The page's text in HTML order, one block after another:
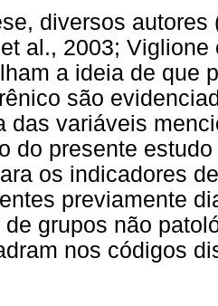
diversos autores
al., 2003;
a ideia de que
são
das variáveis
do presente
os indicadores
previamente
de grupos não
nos códigos